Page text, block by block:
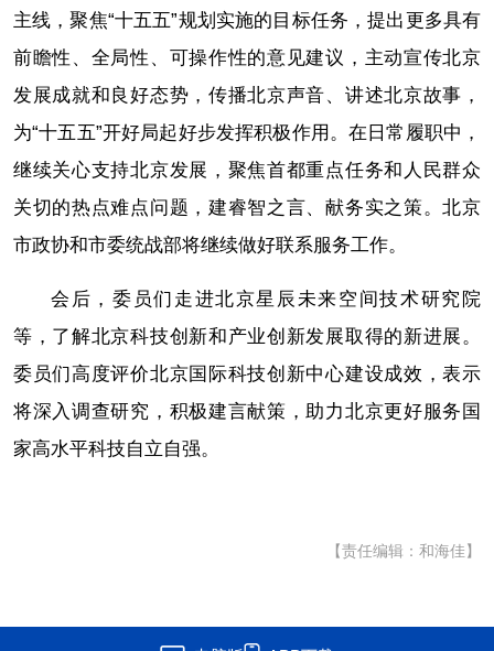
主线，聚焦“十五五”规划实施的目标任务，提出更多具有
前瞻性、全局性、可操作性的意见建议，主动宣传北京
发展成就和良好态势，传播北京声音、讲述北京故事，
为“十五五”开好局起好步发挥积极作用。在日常履职中，
继续关心支持北京发展，聚焦首都重点任务和人民群众
关切的热点难点问题，建睿智之言、献务实之策。北京
市政协和市委统战部将继续做好联系服务工作。
会后，委员们走进北京星辰未来空间技术研究院
等，了解北京科技创新和产业创新发展取得的新进展。
委员们高度评价北京国际科技创新中心建设成效，表示
将深入调查研究，积极建言献策，助力北京更好服务国
家高水平科技自立自强。
【责任编辑：和海佳】